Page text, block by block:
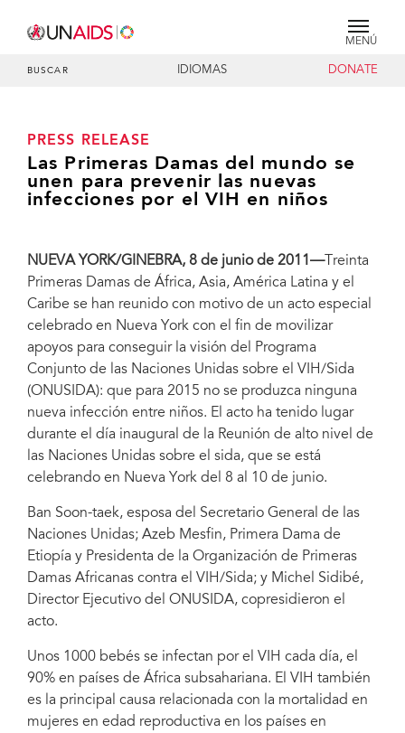
MENÚ
BUSCAR IDIOMAS DONATE
PRESS RELEASE
Las Primeras Damas del mundo se
unen para prevenir las nuevas
infecciones por el VIH en niños
NUEVA YORK/GINEBRA, 8 de junio de 2011—Treinta
Primeras Damas de África, Asia, América Latina y el
Caribe se han reunido con motivo de un acto especial
celebrado en Nueva York con el fin de movilizar
apoyos para conseguir la visión del Programa
Conjunto de las Naciones Unidas sobre el VIH/Sida
(ONUSIDA): que para 2015 no se produzca ninguna
nueva infección entre niños. El acto ha tenido lugar
durante el día inaugural de la Reunión de alto nivel de
las Naciones Unidas sobre el sida, que se está
celebrando en Nueva York del 8 al 10 de junio.
Ban Soon-taek, esposa del Secretario General de las
Naciones Unidas; Azeb Mesfin, Primera Dama de
Etiopía y Presidenta de la Organización de Primeras
Damas Africanas contra el VIH/Sida; y Michel Sidibé,
Director Ejecutivo del ONUSIDA, copresidieron el
acto.
Unos 1000 bebés se infectan por el VIH cada día, el
90% en países de África subsahariana. El VIH también
es la principal causa relacionada con la mortalidad en
mujeres en edad reproductiva en los países en